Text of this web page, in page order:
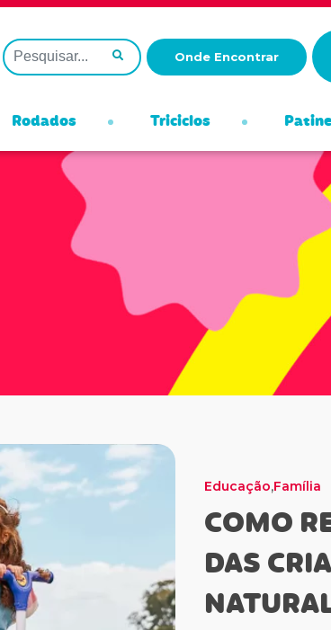
Onde Encontrar
Rodados Triciclos
FamíliaMomento
Educação,Família
COMO
DAS
FamíliaSaúde e